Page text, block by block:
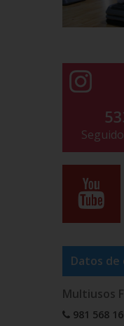
Datos
Multiusos
981 568